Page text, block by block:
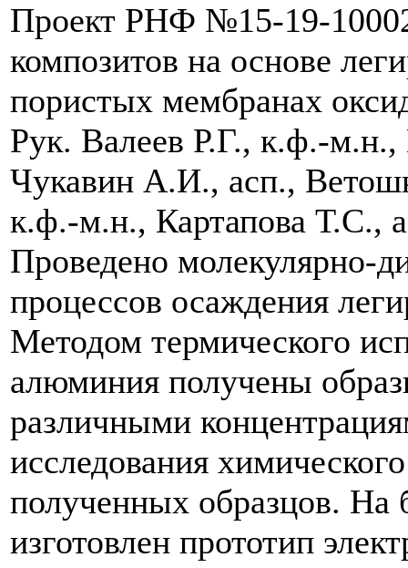
Проект РНФ №15-19-
композитов на основе
пористых мембранах
Рук. Валеев Р.Г., к.ф.-
Чукавин А.И., асп.,
к.ф.-м.н., Картапова Т.С.,
Проведено молекулярно-
процессов осаждения
Методом термического
алюминия получены
различными
исследования
полученных образцов. На
изготовлен прототип